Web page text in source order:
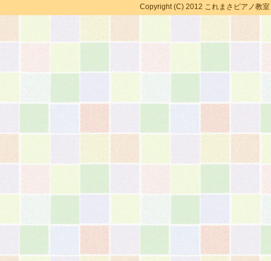
Copyright (C) 2012 これまさピアノ教